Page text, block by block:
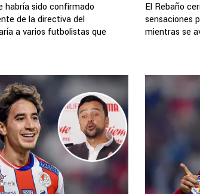
habría sido confirmado
de la directiva del
a varios futbolistas que
El Rebaño
sensaciones
mientras se